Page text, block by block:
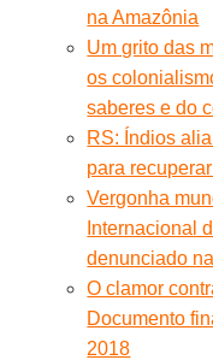
na Amazônia
Um grito das
os
saberes e do
RS: Índios
para
Vergonha
Internacional
denunciado
O clamor
Documento
2018